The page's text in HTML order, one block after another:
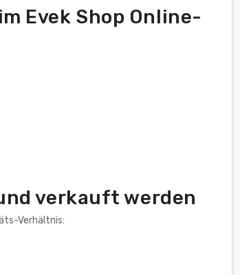
Evek Shop Online-
verkauft werden
Verhältnis: